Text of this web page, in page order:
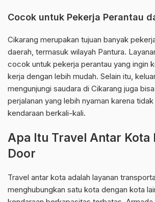
Cocok untuk Pekerja Perantau
Cikarang merupakan tujuan banyak
daerah, termasuk wilayah Pantura.
cocok untuk pekerja perantau yang ingin
kerja dengan lebih mudah. Selain itu,
mengunjungi saudara di Cikarang juga
perjalanan yang lebih nyaman karena
kendaraan berkali-kali.
Apa Itu Travel Antar Kota
Door
Travel antar kota adalah layanan
menghubungkan satu kota dengan kota